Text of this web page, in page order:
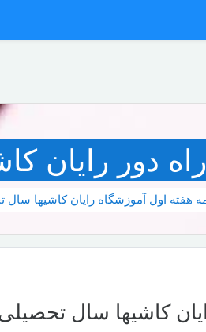
دور رایان
هفته اول آموزشگاه رایان کاشیها سال تحصیلی
سال تحصیلی 1402-